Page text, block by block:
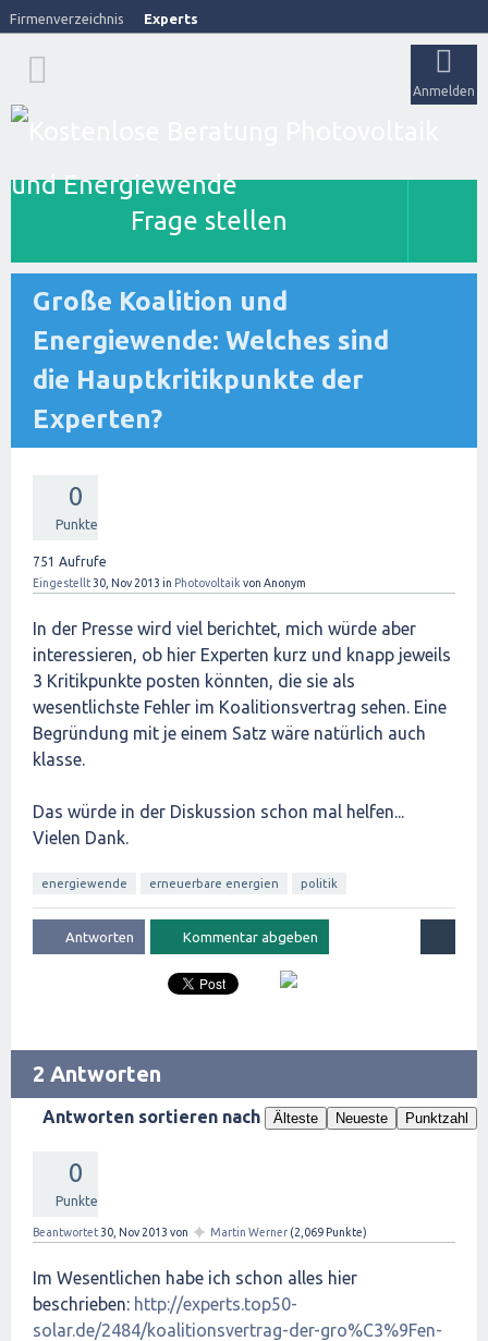
Firmenverzeichnis Experts
Anmelden
Frage stellen
Große Koalition und
Energiewende: Welches sind
die Hauptkritikpunkte der
Experten?
0
Punkte
751 Aufrufe
Eingestellt 30, Nov 2013 in Photovoltaik von Anonym
In der Presse wird viel berichtet, mich würde aber
interessieren, ob hier Experten kurz und knapp jeweils
3 Kritikpunkte posten könnten, die sie als
wesentlichste Fehler im Koalitionsvertrag sehen. Eine
Begründung mit je einem Satz wäre natürlich auch
klasse.
Das würde in der Diskussion schon mal helfen...
Vielen Dank.
energiewende erneuerbare energien politik
2 Antworten
Antworten sortieren nach Älteste Neueste Punktzahl
0
Punkte
Beantwortet 30, Nov 2013 von ✦ Martin Werner (2,069 Punkte)
Im Wesentlichen habe ich schon alles hier
beschrieben: http://experts.top50-
solar.de/2484/koalitionsvertrag-der-gro%C3%9Fen-